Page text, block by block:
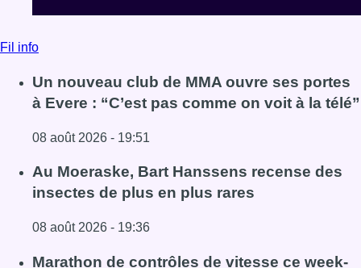
Fil info
Un nouveau club de MMA ouvre ses portes
à Evere : “C’est pas comme on voit à la télé”
08 août 2026 - 19:51
Lire l'article Un nouveau club de MMA ouvre ses portes à
Au Moeraske, Bart Hanssens recense des
insectes de plus en plus rares
08 août 2026 - 19:36
Lire l'article Au Moeraske, Bart Hanssens recense des
Marathon de contrôles de vitesse ce week-